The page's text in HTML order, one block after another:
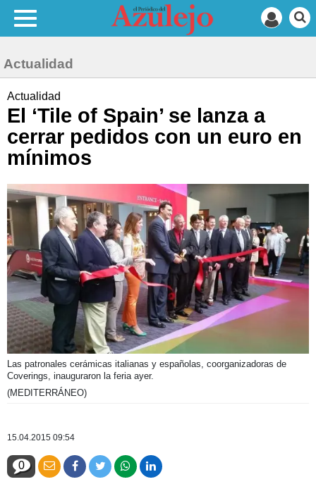
Actualidad
Actualidad
El ‘Tile of Spain’ se lanza a
cerrar pedidos con un euro en
mínimos
Las patronales cerámicas italianas y españolas, coorganizadoras de
Coverings, inauguraron la feria ayer.
(MEDITERRÁNEO)
15.04.2015 09:54
0